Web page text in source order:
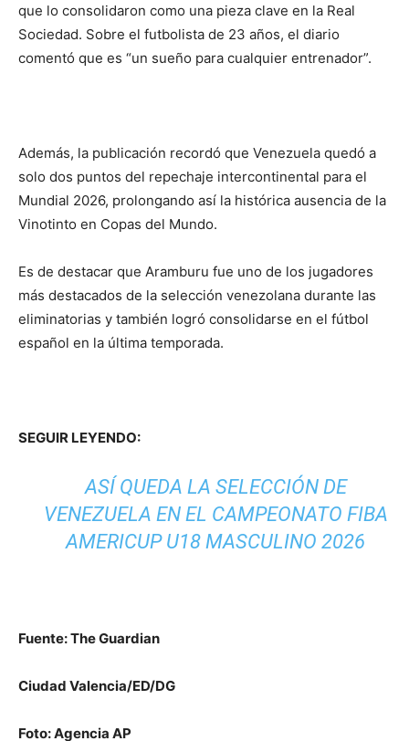
que lo consolidaron como una pieza clave en la Real
Sociedad. Sobre el futbolista de 23 años, el diario
comentó que es “un sueño para cualquier entrenador”.
Además, la publicación recordó que Venezuela quedó a
solo dos puntos del repechaje intercontinental para el
Mundial 2026, prolongando así la histórica ausencia de la
Vinotinto en Copas del Mundo.
Es de destacar que Aramburu fue uno de los jugadores
más destacados de la selección venezolana durante las
eliminatorias y también logró consolidarse en el fútbol
español en la última temporada.
SEGUIR LEYENDO:
ASÍ QUEDA LA SELECCIÓN DE
VENEZUELA EN EL CAMPEONATO FIBA
AMERICUP U18 MASCULINO 2026
Fuente: The Guardian
Ciudad Valencia/ED/DG
Foto: Agencia AP